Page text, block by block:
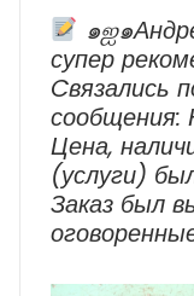
๑ஐ๑
супер
Cвязались
Цена,
(услуги)
Заказ был